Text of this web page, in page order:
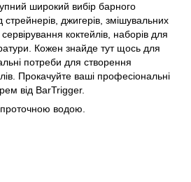
широкий вибір барного
стрейнерів, джигерів, змішувальних
коктейлів, наборів для
Кожен знайде тут щось для
потреби для створення
Прокачуйте ваші професіональні
від BarTrigger.
водою.